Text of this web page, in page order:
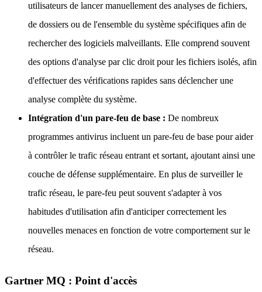
utilisateurs de lancer manuellement des analyses de fichiers,
de dossiers ou de l'ensemble du système spécifiques afin de
rechercher des logiciels malveillants. Elle comprend souvent
des options d'analyse par clic droit pour les fichiers isolés, afin
d'effectuer des vérifications rapides sans déclencher une
analyse complète du système.
Intégration d'un pare-feu de base : De nombreux
programmes antivirus incluent un pare-feu de base pour aider
à contrôler le trafic réseau entrant et sortant, ajoutant ainsi une
couche de défense supplémentaire. En plus de surveiller le
trafic réseau, le pare-feu peut souvent s'adapter à vos
habitudes d'utilisation afin d'anticiper correctement les
nouvelles menaces en fonction de votre comportement sur le
réseau.
Gartner MQ : Point d'accès